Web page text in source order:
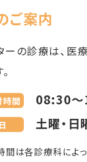
ご案内
ーの診療は、医
時間 08:30
土曜・日
間は各診療科によっ